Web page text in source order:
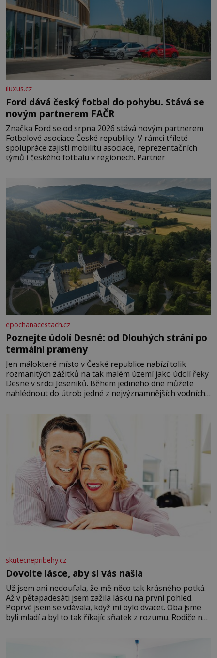
iluxus.cz
Ford dává český fotbal do pohybu. Stává se
novým partnerem FAČR
Značka Ford se od srpna 2026 stává novým partnerem
Fotbalové asociace České republiky. V rámci tříleté
spolupráce zajistí mobilitu asociace, reprezentačních
týmů i českého fotbalu v regionech. Partner
epochanacestach.cz
Poznejte údolí Desné: od Dlouhých strání po
termální prameny
Jen málokteré místo v České republice nabízí tolik
rozmanitých zážitků na tak malém území jako údolí řeky
Desné v srdci Jeseníků. Během jediného dne můžete
nahlédnout do útrob jedné z nejvýznamnějších vodních
se na koloběžce a den zakončit poznáváním památek ve
Velkých Losinách nebo v termálním
skutecnepribehy.cz
Dovolte lásce, aby si vás našla
Už jsem ani nedoufala, že mě něco tak krásného potká.
Až v pětapadesáti jsem zažila lásku na první pohled.
Poprvé jsem se vdávala, když mi bylo dvacet. Oba jsme
byli mladí a byl to tak říkajíc sňatek z rozumu. Rodiče nás